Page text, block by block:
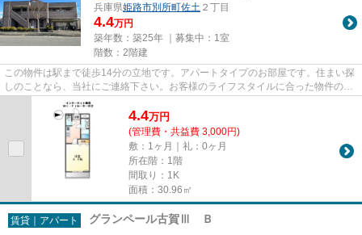
兵庫県姫路市別所町佐土 ２丁目
4.4万円
築年数：築25年 ｜募集中： 1室
階数：2階建
この物件は駅まで徒歩14分の立地です。アパートタイプのお部屋です。住まい探
しのことなら、当社にご連絡下さい。お客様のライフスタイルに合った物件のご
紹介と、快適に新生活をスタ...
4.4万円
(管理費・共益費 3,000円)
敷：1ヶ月｜礼：0ヶ月
所在階：1階
間取り：1K
面積：30.96㎡
賃貸｜アパート グランペール古賀Ⅲ Ｂ